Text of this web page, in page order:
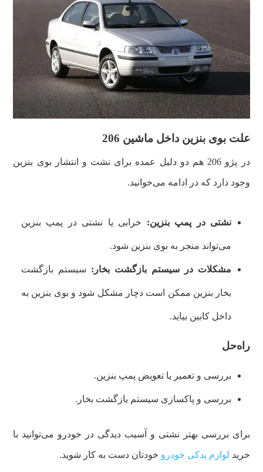
علت بوی بنزین داخل ماشین 206
در پژو 206 هم دو دلیل عمده برای نشت و انتشار بوی بنزین
وجود دارد که در ادامه می‌خوانید.
نشتی در پمپ بنزین: خرابی یا نشتی در پمپ بنزین
می‌تواند منجر به بوی بنزین شود.
مشکلات در سیستم بازگشت بخار: سیستم بازگشت
بخار بنزین ممکن است دچار مشکل شود و بوی بنزین به
داخل کابین بیاید.
راه‌حل
بررسی و تعمیر یا تعویض پمپ بنزین.
بررسی و پاکسازی سیستم بازگشت بخار.
برای بررسی بهتر نشتی و آسیب دیدگی در خودرو می‌توانید با
خرید لوازم یدکی خودرو خودتان دست به کار شوید.